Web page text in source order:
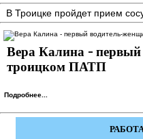
В Троицке пройдет прием
Вера Калина -
троицком ПАТП
Подробнее...